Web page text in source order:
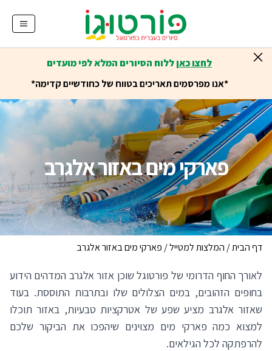
לחצו כאןללוח הסיורים המלא לפי מועדים
*אנו מפרסמים תאריכים בטווח של כחודשיים קדימה*
פארקי מים באזור אלגרב
דף הבית/ המלצות למטייל/ פארקי מים באזור אלגרב
לאורך החוף הדרומי של פורטוגל שוכן אזור אלגרב המדהים הידוע
בחופים הזהובים, במים הצלולים שלו ובתרבות התוססת. בעוד
שאזור אלגרב מציע שפע של אטרקציות טבעיות, באזור תוכלו
למצוא כמה פארקי מים מצוינים שיהפכו את הביקור שלכם
להרפתקה לכל הגילאים.